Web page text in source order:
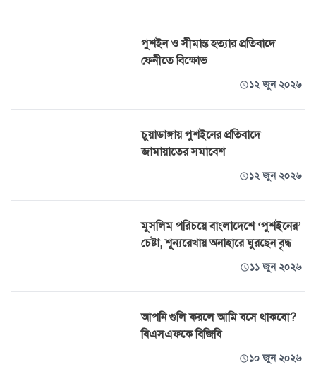
পুশইন ও সীমান্ত হত্যার প্রতিবাদে
ফেনীতে বিক্ষোভ
১২ জুন ২০২৬
চুয়াডাঙ্গায় পুশইনের প্রতিবাদে
জামায়াতের সমাবেশ
১২ জুন ২০২৬
মুসলিম পরিচয়ে বাংলাদেশে ‘পুশইনের’
চেষ্টা, শূন্যরেখায় অনাহারে ঘুরছেন বৃদ্ধ
১১ জুন ২০২৬
আপনি গুলি করলে আমি বসে থাকবো?
বিএসএফকে বিজিবি
১০ জুন ২০২৬